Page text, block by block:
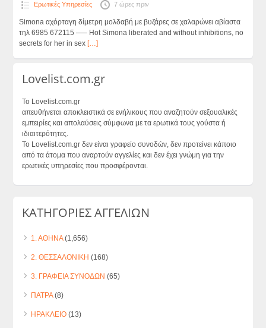
Ερωτικές Υπηρεσίες 7 ώρες πριν
Simona αχόρταγη δίμετρη μολδαβή με βυζάρες σε χαλαρώνει αβίαστα
τηλ 6985 672115 —– Hot Simona liberated and without inhibitions, no
secrets for her in sex […]
Lovelist.com.gr
Το Lovelist.com.gr
απευθήνεται αποκλειστικά σε ενήλικους που αναζητούν σεξουαλικές
εμπειρίες και απολαύσεις σύμφωνα με τα ερωτικά τους γούστα ή
ιδιαιτερότητες.
Το Lovelist.com.gr δεν είναι γραφείο συνοδών, δεν προτείνει κάποιο
από τα άτομα που αναρτούν αγγελίες και δεν έχει γνώμη για την
ερωτικές υπηρεσίες που προσφέρονται.
ΚΑΤΗΓΟΡΙΕΣ ΑΓΓΕΛΙΩΝ
1. ΑΘΗΝΑ(1,656)
2. ΘΕΣΣΑΛΟΝΙΚΗ (168)
3. ΓΡΑΦΕΙΑ ΣΥΝΟΔΩΝ (65)
ΠΑΤΡΑ(8)
ΗΡΑΚΛΕΙΟ (13)